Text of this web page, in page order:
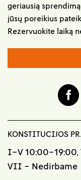
geriausią
jūsų poreikius
Rezervuokite laiką
KONSTITUCIJOS
I-V 10:00-19:00,
VII - Nedirbame